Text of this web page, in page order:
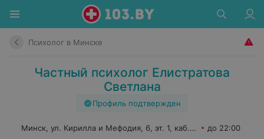
Психолог в Минске
Частный психолог Елистратова
Светлана
Профиль подтвержден
Минск, ул. Кирилла и Мефодия, 6, эт. 1, каб. 13
до 22:00